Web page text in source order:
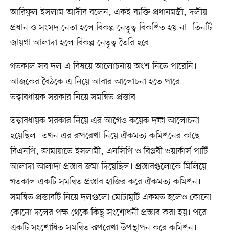
আরিফুল ইসলাম আদীব বলেন, একই ব্যক্তি প্রধানমন্ত্রী, দলীয়
প্রধান ও সংসদ নেতা হলে বিকল্প নেতৃত্ব বিকশিত হয় না। তিনটি
জায়গা আলাদা হলে বিকল্প নেতৃত্ব তৈরি হবে।
গতকাল সব দল এ বিষয়ে আলোচনায় অংশ নিতে পারেনি।
আজকের বৈঠকে এ নিয়ে আবার আলোচনা হতে পারে।
তত্ত্বাবধায়ক সরকার নিয়ে সমন্বিত প্রস্তাব
তত্ত্বাবধায়ক সরকার নিয়ে এর আগেও কয়েক দফা আলোচনা
হয়েছিল। তখন এর রূপরেখা নিয়ে ঐকমত্য কমিশনের কাছে
বিএনপি, জামায়াতে ইসলামী, এনসিপি ও বিপ্লবী ওয়ার্কার্স পার্টি
আলাদা আলাদা প্রস্তাব জমা দিয়েছিল। প্রস্তাবগুলোকে মিলিয়ে
গতকাল একটি সমন্বিত প্রস্তাব হাজির করে ঐকমত্য কমিশন।
সমন্বিত প্রস্তাবটি নিয়ে দলগুলো মোটামুটি একমত হলেও কোনো
কোনো দলের পক্ষ থেকে কিছু সংশোধনী প্রস্তাব করা হয়। পরে
একটি সংশোধিত সমন্বিত রূপরেখা উপস্থাপন করে কমিশন।